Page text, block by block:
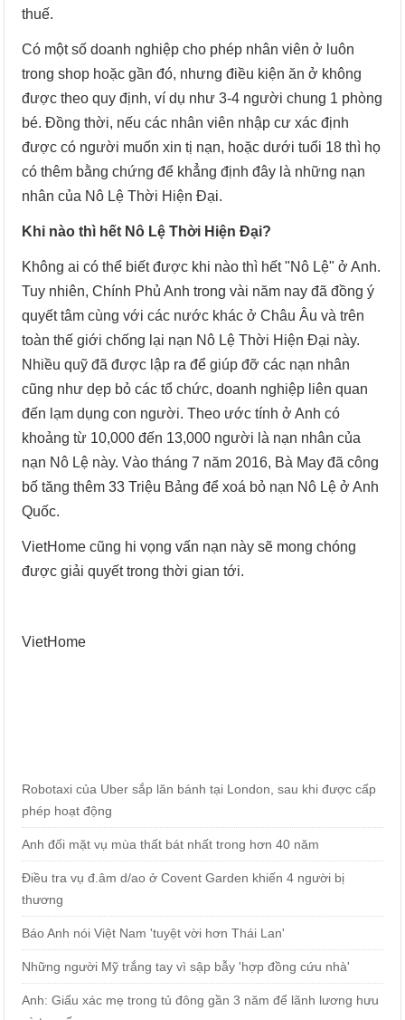
thuế.
Có một số doanh nghiệp cho phép nhân viên ở luôn
trong shop hoặc gần đó, nhưng điều kiện ăn ở không
được theo quy định, ví dụ như 3-4 người chung 1 phòng
bé. Đồng thời, nếu các nhân viên nhập cư xác định
được có người muốn xin tị nạn, hoặc dưới tuổi 18 thì họ
có thêm bằng chứng để khẳng định đây là những nạn
nhân của Nô Lệ Thời Hiện Đại.
Khi nào thì hết Nô Lệ Thời Hiện Đại?
Không ai có thể biết được khi nào thì hết "Nô Lệ" ở Anh.
Tuy nhiên, Chính Phủ Anh trong vài năm nay đã đồng ý
quyết tâm cùng với các nước khác ở Châu Âu và trên
toàn thế giới chống lại nạn Nô Lệ Thời Hiện Đại này.
Nhiều quỹ đã được lập ra để giúp đỡ các nạn nhân
cũng như dẹp bỏ các tổ chức, doanh nghiệp liên quan
đến lạm dụng con người. Theo ước tính ở Anh có
khoảng từ 10,000 đến 13,000 người là nạn nhân của
nạn Nô Lệ này. Vào tháng 7 năm 2016, Bà May đã công
bố tăng thêm 33 Triệu Bảng để xoá bỏ nạn Nô Lệ ở Anh
Quốc.
VietHome cũng hi vọng vấn nạn này sẽ mong chóng
được giải quyết trong thời gian tới.
VietHome
Robotaxi của Uber sắp lăn bánh tại London, sau khi được cấp
phép hoạt động
Anh đối mặt vụ mùa thất bát nhất trong hơn 40 năm
Điều tra vụ đ.âm d/ao ở Covent Garden khiến 4 người bị
thương
Báo Anh nói Việt Nam 'tuyệt vời hơn Thái Lan'
Những người Mỹ trắng tay vì sập bẫy 'hợp đồng cứu nhà'
Anh: Giấu xác mẹ trong tủ đông gần 3 năm để lãnh lương hưu